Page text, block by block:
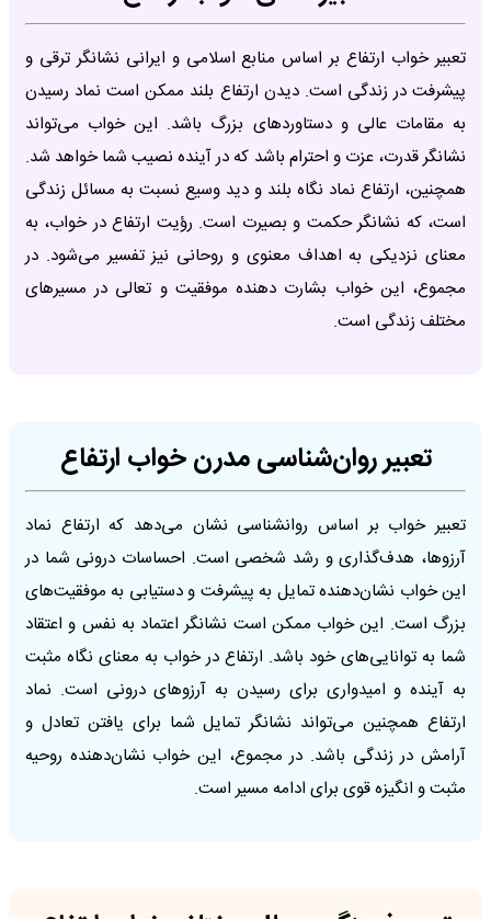
تعبیر خواب ارتفاع بر اساس منابع اسلامی و ایرانی نشانگر ترقی و
پیشرفت در زندگی است. دیدن ارتفاع بلند ممکن است نماد رسیدن
به مقامات عالی و دستاوردهای بزرگ باشد. این خواب می‌تواند
نشانگر قدرت، عزت و احترام باشد که در آینده نصیب شما خواهد شد.
همچنین، ارتفاع نماد نگاه بلند و دید وسیع نسبت به مسائل زندگی
است، که نشانگر حکمت و بصیرت است. رؤیت ارتفاع در خواب، به
معنای نزدیکی به اهداف معنوی و روحانی نیز تفسیر می‌شود. در
مجموع، این خواب بشارت دهنده موفقیت و تعالی در مسیرهای
مختلف زندگی است.
تعبیر روان‌شناسی مدرن خواب ارتفاع
تعبیر خواب بر اساس روانشناسی نشان می‌دهد که ارتفاع نماد
آرزوها، هدف‌گذاری و رشد شخصی است. احساسات درونی شما در
این خواب نشان‌دهنده تمایل به پیشرفت و دستیابی به موفقیت‌های
بزرگ است. این خواب ممکن است نشانگر اعتماد به نفس و اعتقاد
شما به توانایی‌های خود باشد. ارتفاع در خواب به معنای نگاه مثبت
به آینده و امیدواری برای رسیدن به آرزوهای درونی است. نماد
ارتفاع همچنین می‌تواند نشانگر تمایل شما برای یافتن تعادل و
آرامش در زندگی باشد. در مجموع، این خواب نشان‌دهنده روحیه
مثبت و انگیزه قوی برای ادامه مسیر است.